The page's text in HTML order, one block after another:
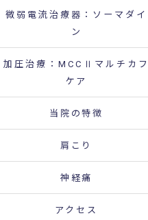
微弱電流治療器：ソーマダイ
ン
加圧治療：MCCⅡマルチカフ
ケア
当院の特徴
肩こり
神経痛
アクセス